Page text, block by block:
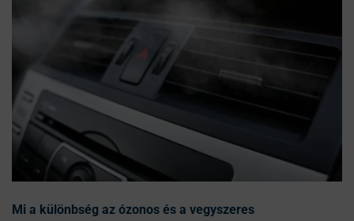
Mi a különbség az ózonos és a vegyszeres